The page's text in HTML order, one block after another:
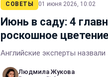
СОВЕТЫ 01 июня 2026, 10:02
Июнь в саду: 4
роскошное
Английские эксперты
Людмила Жукова